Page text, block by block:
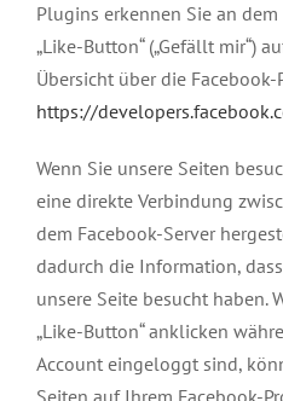
Plugins erkennen Sie an
„Like-Button“ („Gefällt mir“)
Übersicht über die
https://
Wenn Sie unsere Seiten
eine direkte Verbindung
dem Facebook-Server
dadurch die Information,
unsere Seite besucht haben.
„Like-Button“ anklicken
Account eingeloggt sind,